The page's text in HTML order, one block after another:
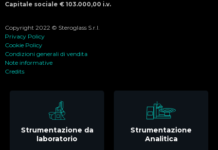
Capitale sociale € 103.000,00 i.v.
Copyright 2022 © Steroglass S.r.l.
Privacy Policy
Cookie Policy
Condizioni generali di vendita
Note informative
Credits
Strumentazione da
laboratorio
Strumentazione
Analitica